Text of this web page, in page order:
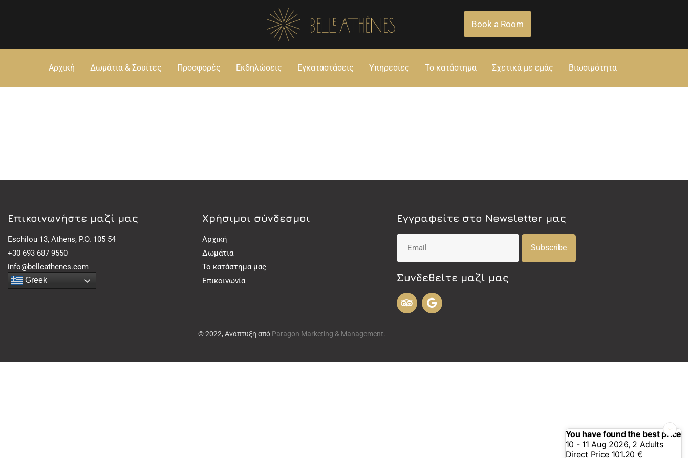
Book a Room
Αρχική Δωμάτια & Σουίτες Προσφορές Εκδηλώσεις Εγκαταστάσεις Υπηρεσίες Το κατάστημα Σχετικά με εμάς Βιωσιμότητα
Eπικοινωνήστε μαζί μας
Eschilou 13, Athens, P.O. 105 54
+30 693 687 9550
info@belleathenes.com
Greek
Χρήσιμοι σύνδεσμοι
Αρχική
Δωμάτια
Το κατάστημα μας
Επικοινωνία
Εγγραφείτε στο Newsletter μας
Subscribe
Συνδεθείτε μαζί μας
© 2022, Ανάπτυξη από Paragon Marketing & Management.